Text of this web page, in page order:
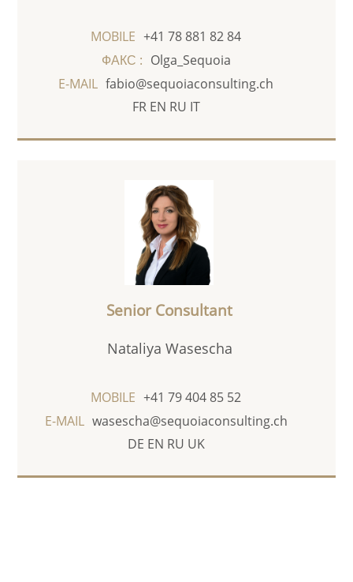
MOBILE +41 78 881 82 84
ФАКС : Olga_Sequoia
E-MAIL fabio@sequoiaconsulting.ch
FR EN RU IT
Senior Consultant
Nataliya Wasescha
MOBILE +41 79 404 85 52
E-MAIL wasescha@sequoiaconsulting.ch
DE EN RU UK